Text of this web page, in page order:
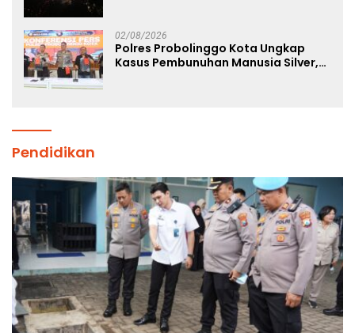
02/08/2026
Polres Probolinggo Kota Ungkap
Kasus Pembunuhan Manusia Silver,
Pendidikan